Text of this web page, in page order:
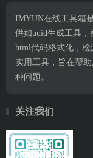
IMYUN在线工具箱
供如uuid生成工具，
html代码格式化，
实用工具，旨在帮
种问题。
关注我们